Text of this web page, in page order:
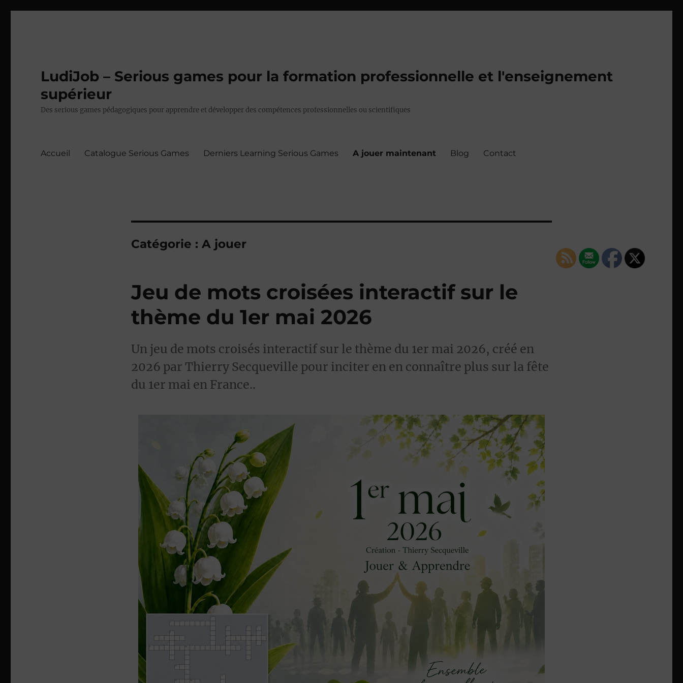
LudiJob – Serious games pour la formation professionnelle et l'enseignement
supérieur
Des serious games pédagogiques pour apprendre et développer des compétences professionnelles ou scientifiques
Accueil Catalogue Serious Games Derniers Learning Serious Games A jouer maintenant Blog Contact
Catégorie : A jouer
Jeu de mots croisées interactif sur le
thème du 1er mai 2026
Un jeu de mots croisés interactif sur le thème du 1er mai 2026, créé en
2026 par Thierry Secqueville pour inciter en en connaître plus sur la fête
du 1er mai en France..